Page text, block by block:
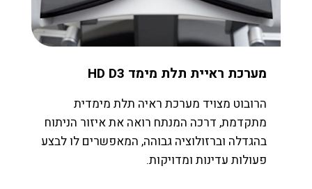
מערכת ראיית תלת מימד HD D3
הרובוט מצויד מערכת ראיה תלת מימדית
מתקדמת, דרכה המנתח רואה את איזור הניתוח
בהגדלה וברזולוציה גבוהה, המאפשרים לו לבצע
פעולות עדינות ומדויקות.